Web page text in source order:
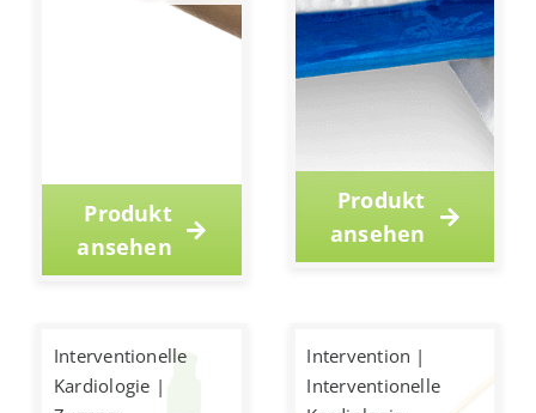
Produkt
ansehen
Produkt
ansehen
Interventionelle
Kardiologie |
Intervention |
Interventionelle